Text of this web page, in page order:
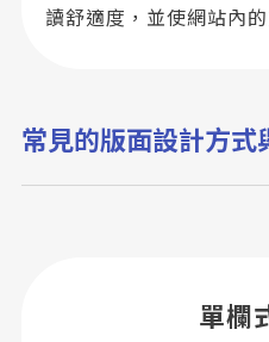
讀舒適度，並使網站內
常見的版面設計方式
單欄